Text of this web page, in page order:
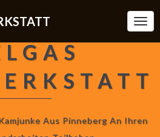
Aus Pinneberg An Ihren